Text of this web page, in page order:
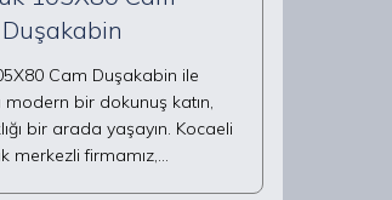
Duşakabin
Cam Duşakabin ile
bir dokunuş katın,
bir arada yaşayın. Kocaeli
merkezli firmamız,…